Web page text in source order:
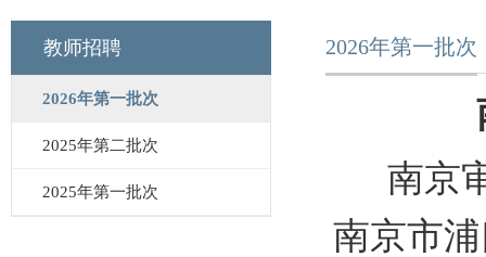
教师招聘
2026年第一批次
2025年第二批次
2025年第一批次
2026年第一批次
南京
南京市